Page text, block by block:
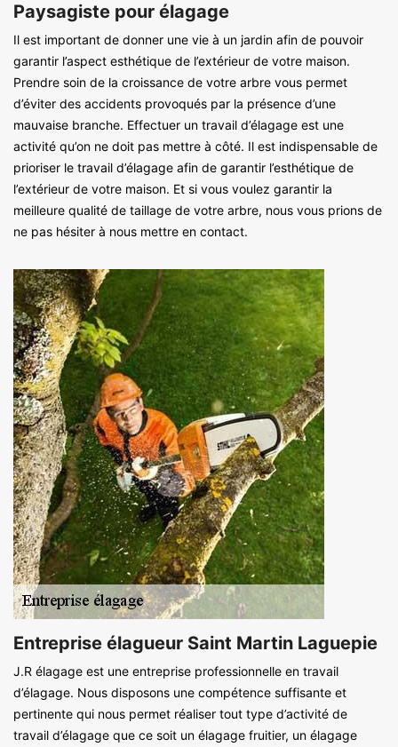
Paysagiste pour élagage
Il est important de donner une vie à un jardin afin de pouvoir
garantir l’aspect esthétique de l’extérieur de votre maison.
Prendre soin de la croissance de votre arbre vous permet
d’éviter des accidents provoqués par la présence d’une
mauvaise branche. Effectuer un travail d’élagage est une
activité qu’on ne doit pas mettre à côté. Il est indispensable de
prioriser le travail d’élagage afin de garantir l’esthétique de
l’extérieur de votre maison. Et si vous voulez garantir la
meilleure qualité de taillage de votre arbre, nous vous prions de
ne pas hésiter à nous mettre en contact.
Entreprise élagueur Saint Martin Laguepie
J.R élagage est une entreprise professionnelle en travail
d’élagage. Nous disposons une compétence suffisante et
pertinente qui nous permet réaliser tout type d’activité de
travail d’élagage que ce soit un élagage fruitier, un élagage